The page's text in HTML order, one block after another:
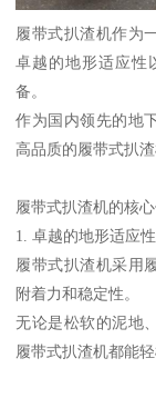
履带式扒渣机作为
卓越的地形适应性
备。
作为国内领先的地
高品质的履带式扒
履带式扒渣机的核
1. 卓越的地形适应性
履带式扒渣机采用
附着力和稳定性。
无论是松软的泥地
履带式扒渣机都能